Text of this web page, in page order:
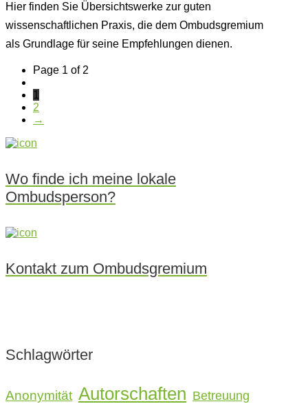
Hier finden Sie Übersichtswerke zur guten
wissenschaftlichen Praxis, die dem Ombudsgremium
als Grundlage für seine Empfehlungen dienen.
Page 1 of 2
1
2
→
Wo finde ich meine lokale
Ombudsperson?
Kontakt zum Ombudsgremium
Schlagwörter
Anonymität Autorschaften Betreuung